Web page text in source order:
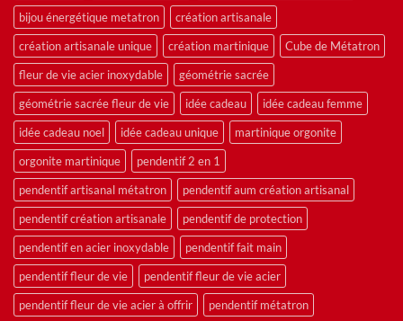
bijou énergétique metatron
création artisanale
création artisanale unique
création martinique
Cube de Métatron
fleur de vie acier inoxydable
géométrie sacrée
géométrie sacrée fleur de vie
idée cadeau
idée cadeau femme
idée cadeau noel
idée cadeau unique
martinique orgonite
orgonite martinique
pendentif 2 en 1
pendentif artisanal métatron
pendentif aum création artisanal
pendentif création artisanale
pendentif de protection
pendentif en acier inoxydable
pendentif fait main
pendentif fleur de vie
pendentif fleur de vie acier
pendentif fleur de vie acier à offrir
pendentif métatron